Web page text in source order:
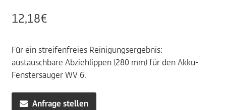
12,18€
Für ein streifenfreies Reinigungsergebnis:
austauschbare Abziehlippen (280 mm) für den Akku-
Fenstersauger WV 6.
Anfrage stellen